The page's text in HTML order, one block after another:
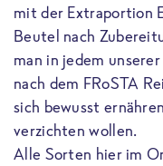
mit der Extraportion
Beutel nach
man in jedem
nach dem FRoSTA
sich bewusst
verzichten wollen.
Alle Sorten hier im